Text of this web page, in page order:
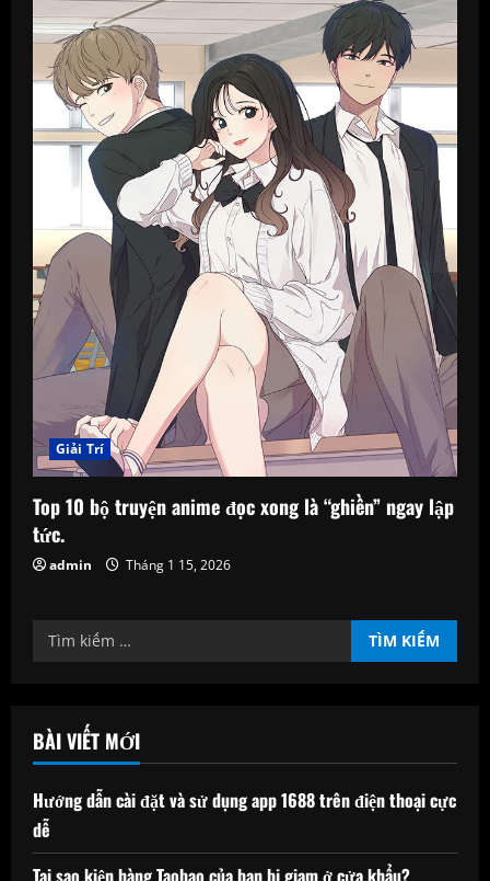
Giải Trí
Top 10 bộ truyện anime đọc xong là “ghiền” ngay lập
tức.
admin Tháng 1 15, 2026
Tìm
kiếm
BÀI VIẾT MỚI
Hướng dẫn cài đặt và sử dụng app 1688 trên điện thoại cực
dễ
Tại sao kiện hàng Taobao của bạn bị giam ở cửa khẩu?